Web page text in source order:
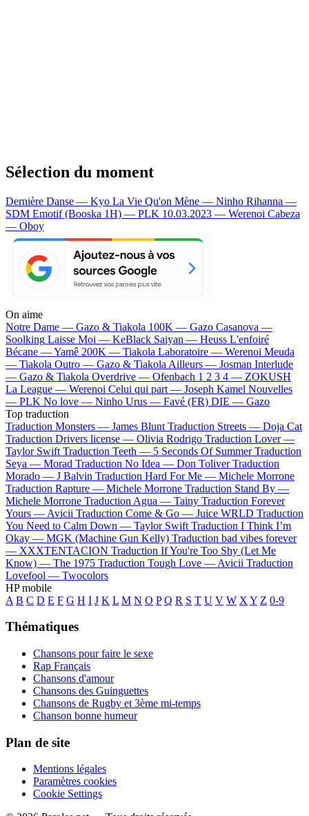
Sélection du moment
Dernière Danse — Kyo La Vie Qu'on Mène — Ninho Rihanna —
SDM Emotif (Booska 1H) — PLK 10.03.2023 — Werenoi Cabeza
— Oboy
On aime
Notre Dame — Gazo & Tiakola 100K — Gazo Casanova —
Soolking Laisse Moi — KeBlack Saiyan — Heuss L'enfoiré
Bécane —Yamê 200K — Tiakola Laboratoire — Werenoi Meuda
— Tiakola Outro — Gazo & Tiakola Ailleurs — Josman Interlude
— Gazo & Tiakola Overdrive — Ofenbach 1 2 3 4 — ZOKUSH
La League — Werenoi Celui qui part — Joseph Kamel Nouvelles
— PLK No love — Ninho Urus — Favé (FR) DIE — Gazo
Top traduction
Traduction Monsters — James Blunt Traduction Streets — Doja Cat
Traduction Drivers license — Olivia Rodrigo Traduction Lover —
Taylor Swift Traduction Teeth — 5 Seconds Of Summer Traduction
Seya — Morad Traduction No Idea — Don Toliver Traduction
Morado — J Balvin Traduction Hard For Me — Michele Morrone
Traduction Rapture — Michele Morrone Traduction Stand By —
Michele Morrone Traduction Agua — Tainy Traduction Forever
Yours — Avicii Traduction Come & Go — Juice WRLD Traduction
You Need to Calm Down — Taylor Swift Traduction I Think I’m
Okay — MGK (Machine Gun Kelly) Traduction bad vibes forever
— XXXTENTACION Traduction If You're Too Shy (Let Me
Know) — The 1975 Traduction Tough Love — Avicii Traduction
Lovefool — Twocolors
HP mobile
A B C D E F G H I J K L M N O P Q R S T U V W X Y Z 0-9
Thématiques
Chansons pour faire le sexe
Rap Français
Chansons d'amour
Chansons des Guinguettes
Chansons de Rugby et 3ème mi-temps
Chanson bonne humeur
Plan de site
Mentions légales
Paramètres cookies
Cookie Settings